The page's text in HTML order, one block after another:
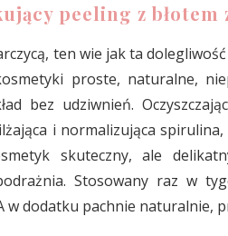
peeling z błotem
ten wie jak ta
proste, naturalne,
bez udziwnień.
i normalizująca
skuteczny, ale
Stosowany raz w
w dodatku pachnie